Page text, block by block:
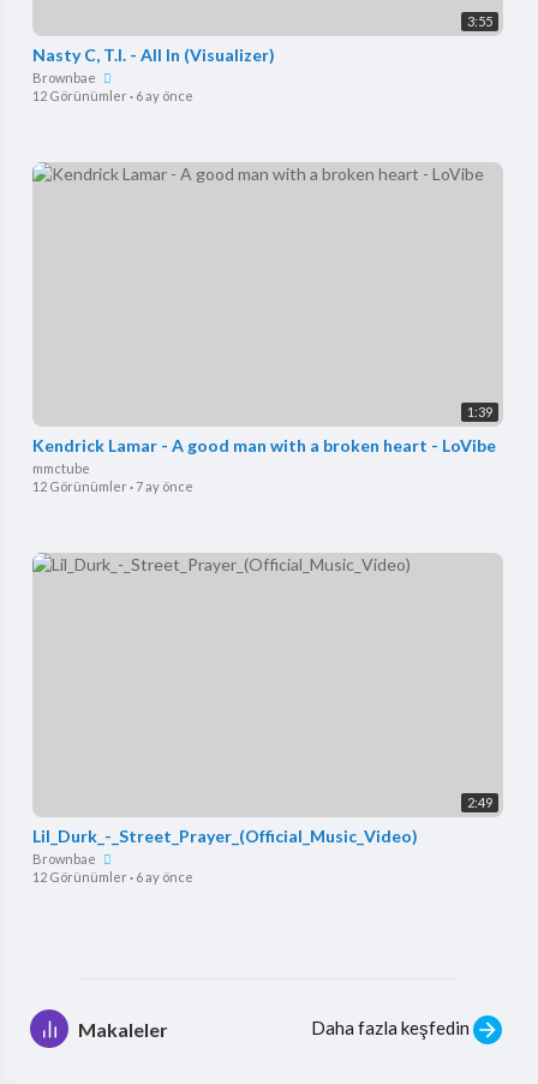
3:55
Nasty C, T.I. - All In (Visualizer)
Brownbae
12 Görünümler · 6 ay önce
1:39
Kendrick Lamar - A good man with a broken heart - LoVibe
mmctube
12 Görünümler ·7 ay önce
2:49
Lil_Durk_-_Street_Prayer_(Official_Music_Video)
Brownbae
12 Görünümler · 6 ay önce
Makaleler Daha fazla keşfedin